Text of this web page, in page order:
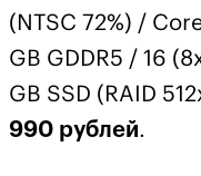
(NTSC 72%) /
GB GDDR5 / 16
GB SSD (RAID
990 рублей.